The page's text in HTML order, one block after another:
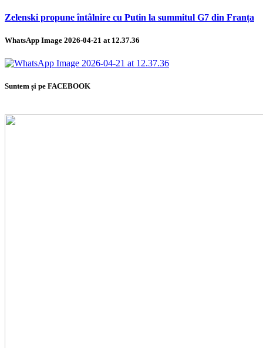
Zelenski propune întâlnire cu Putin la summitul G7 din Franța
WhatsApp Image 2026-04-21 at 12.37.36
Suntem și pe FACEBOOK